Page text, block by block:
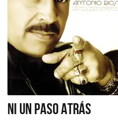
NI UN PASO ATRÁS